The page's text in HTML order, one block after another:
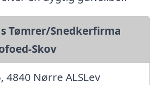
Tømrer/Snedkerfirma
Skov
4840 Nørre ALSLev